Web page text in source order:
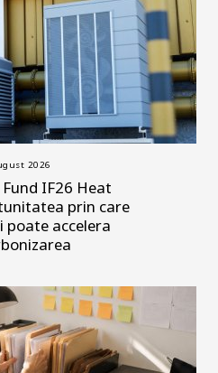
2026
IF26 Heat
prin care
poate accelera